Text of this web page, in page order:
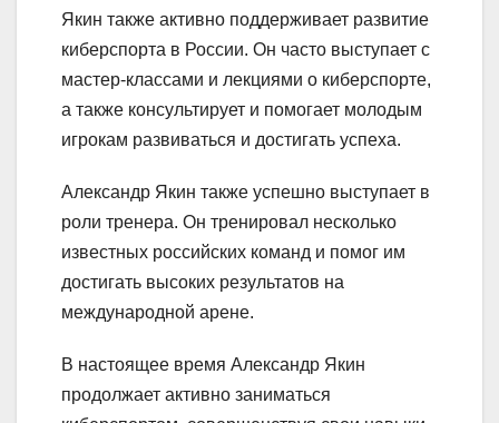
Якин также активно поддерживает развитие
киберспорта в России. Он часто выступает с
мастер-классами и лекциями о киберспорте,
а также консультирует и помогает молодым
игрокам развиваться и достигать успеха.
Александр Якин также успешно выступает в
роли тренера. Он тренировал несколько
известных российских команд и помог им
достигать высоких результатов на
международной арене.
В настоящее время Александр Якин
продолжает активно заниматься